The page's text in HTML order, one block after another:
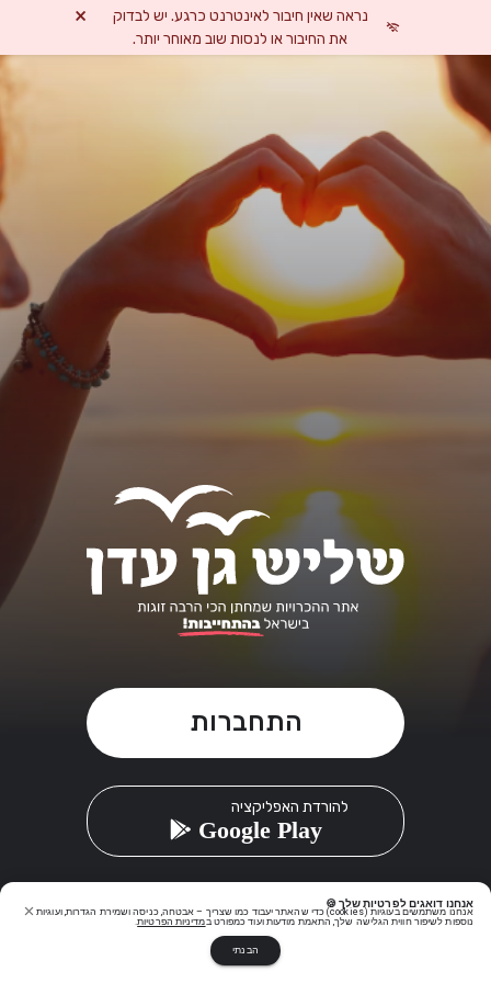
שליש גן עדן
התחברות
להורדת האפליקציה
Google Play
אנחנו דואגים לפרטיות שלך 🍪
אנחנו משתמשים בעוגיות (cookies) כדי שהאתר יעבוד כמו שצריך – אבטחה, כניסה ושמירת הגדרות, ועוגיות
נוספות לשיפור חווית הגלישה שלך, התאמת מודעות ועוד כמפורט במדיניות הפרטיות.
הבנתי
נראה שאין חיבור לאינטרנט כרגע. יש לבדוק
את החיבור או לנסות שוב מאוחר יותר.
×